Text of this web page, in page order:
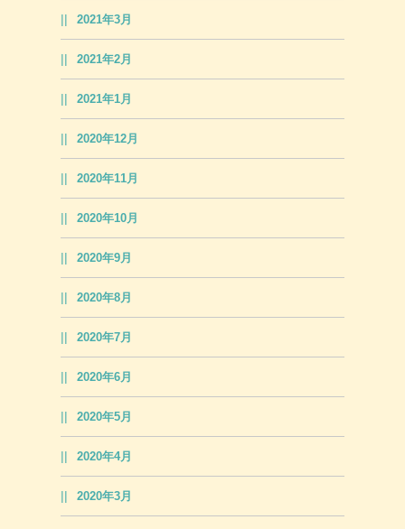
2021年3月
2021年2月
2021年1月
2020年12月
2020年11月
2020年10月
2020年9月
2020年8月
2020年7月
2020年6月
2020年5月
2020年4月
2020年3月